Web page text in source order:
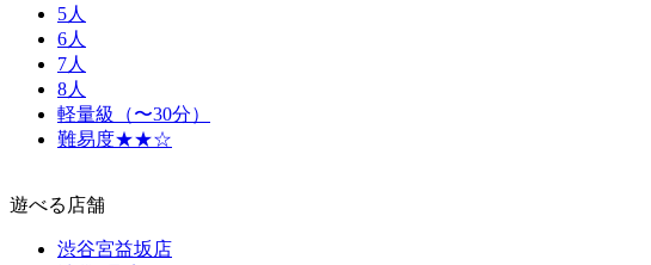
5人
6人
7人
8人
軽量級（〜30分）
難易度★★☆
遊べる店舗
渋谷宮益坂店